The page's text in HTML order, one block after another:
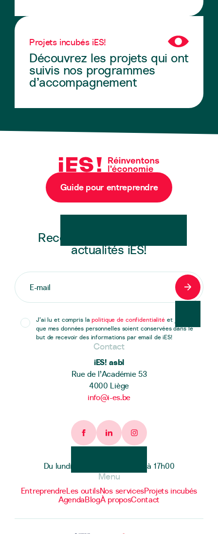
Projets incubés iES!
Découvrez les projets qui ont
suivis nos programmes
d’accompagnement
Guide pour entreprendre
Recevez en exclusivité les
actualités iES!
J’ai lu et compris lapolitique de confidentialité et j’accepte
que mes données personnelles soient conservées dans le
but de recevoir des informations par email de iES!
Contact
iES! asbl
Rue de l’Académie 53
4000 Liège
info@i-es.be
Facebook page
Linkedin pageInstagram page
Heures d'ouverture
Du lundi au vendredi de 9h00 à 17h00
Menu
EntreprendreLes outilsNos servicesProjets incubés
AgendaBlogÀ proposContact